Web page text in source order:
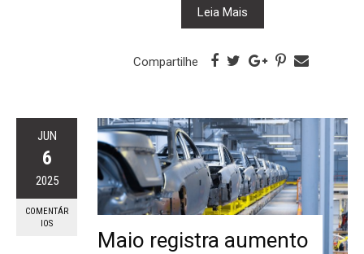
Leia Mais
Compartilhe
JUN
6
2025
COMENTÁR
IOS
Maio registra aumento